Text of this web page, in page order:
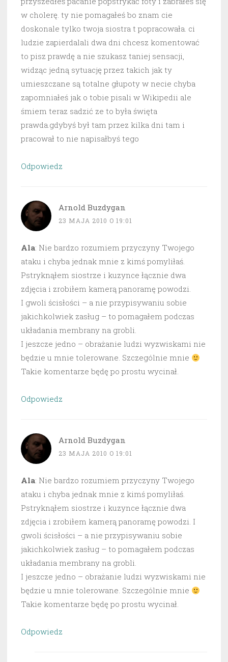
w cholerę. ty nie pomagałeś bo znam cie
doskonale tylko twoja siostra t popracowała. ci
ludzie zapierdalali dwa dni chcesz komentować
to pisz prawdę a nie szukasz taniej sensacji,
widząc jedną sytuację przez takich jak ty
umieszczane są totalne głupoty w necie chyba
zapomniałeś jak o tobie pisali w Wikipedii ale
śmiem teraz sadzić ze to była święta
prawda.gdybyś był tam przez kilka dni tam i
pracował to nie napisałbyś tego
Odpowiedz
Arnold Buzdygan
23 MAJA 2010 O 19:01
Ala: Nie bardzo rozumiem przyczyny Twojego
ataku i chyba jednak mnie z kimś pomyliłaś.
Pstryknąłem siostrze i kuzynce łącznie dwa
zdjęcia i zrobiłem kamerą panoramę powodzi.
I gwoli ścisłości – a nie przypisywaniu sobie
jakichkolwiek zasług – to pomagałem podczas
układania membrany na grobli.
I jeszcze jedno – obrażanie ludzi wyzwiskami nie
będzie u mnie tolerowane. Szczególnie mnie
Takie komentarze będę po prostu wycinał.
Odpowiedz
Arnold Buzdygan
23 MAJA 2010 O 19:01
Ala: Nie bardzo rozumiem przyczyny Twojego
ataku i chyba jednak mnie z kimś pomyliłaś.
Pstryknąłem siostrze i kuzynce łącznie dwa
zdjęcia i zrobiłem kamerą panoramę powodzi. I
gwoli ścisłości – a nie przypisywaniu sobie
jakichkolwiek zasług – to pomagałem podczas
układania membrany na grobli.
I jeszcze jedno – obrażanie ludzi wyzwiskami nie
będzie u mnie tolerowane. Szczególnie mnie
Takie komentarze będę po prostu wycinał.
Odpowiedz